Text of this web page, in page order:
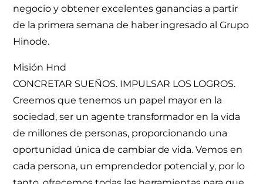
negocio y obtener excelentes ganancias a partir
de la primera semana de haber ingresado al Grupo
Hinode.
Misión Hnd
CONCRETAR SUEÑOS. IMPULSAR LOS LOGROS.
Creemos que tenemos un papel mayor en la
sociedad, ser un agente transformador en la vida
de millones de personas, proporcionando una
oportunidad única de cambiar de vida. Vemos en
cada persona, un emprendedor potencial y, por lo